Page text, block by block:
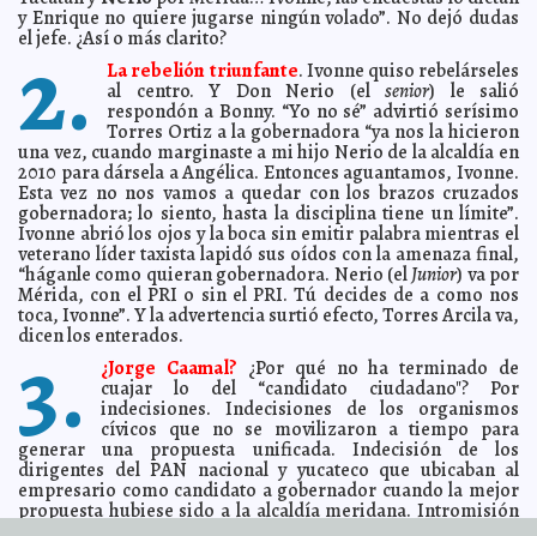
2011-12-05 09:42:51 Hallan las herramientas más antiguas del Homo
sapiens en el sur de Arabia A7
2011-12-05 09:42:25 Manipula gobierno estatal recursos del FIDEM Guillermo
Barrera Fernandez
2011-12-05 09:26:49 Oficiales canallas de la ONU reprimidos por estados
miembros Guillermo Barrera Fernandez
2011-12-05 09:03:37 Se registra el doctor Manuel Díaz Guillermo Barrera Fernandez
2011-12-05 08:24:51 Es deber del gobernante darle a la sociedad el espacio
que se merece, subraya Alfredo RodríguezGuillermo Barrera Fernandez
2011-12-04 14:17:46 Positiva visita de Hillary a Birmania A7
2011-12-04 14:14:12 Sospechan que envenenaron a Neruda A7
2011-12-03 14:07:49 Arrasan islamistas en elecciones egipcias
2011-12-03 14:01:40 Rusia activó su sistema de alerta antimisiles
2011-12-03 13:58:19 Hoy, el ideal de Bolívar sigue vigente: Presidente
Calderón
2011-12-03 13:55:14 Las avispas se reconocen por la caraA7
2011-12-03 13:50:11 JLo viaja a Marruecos con amante 18 años menor
2011-12-03 13:48:03 Turcos, dispuestos a reconocer genocidios cometidos
A7
Con los brazos abiertos
y Enrique no quiere jugarse ningún volado”. No dejó dudas
el jefe. ¿Así o más clarito?
2. La rebelión triunfante. Ivonne quiso rebelárseles
al centro. Y Don Nerio (elsenior) le salió
respondón a Bonny. “Yo no sé” advirtió serísimo
Torres Ortiz a la gobernadora “ya nos la hicieron
una vez, cuando marginaste a mi hijo Nerio de la alcaldía en
2010 para dársela a Angélica. Entonces aguantamos, Ivonne.
Esta vez no nos vamos a quedar con los brazos cruzados
gobernadora; lo siento, hasta la disciplina tiene un límite”.
Ivonne abrió los ojos y la boca sin emitir palabra mientras el
veterano líder taxista lapidó sus oídos con la amenaza final,
“háganle como quieran gobernadora. Nerio (elJunior) va por
Mérida, con el PRI o sin el PRI. Tú decides de a como nos
toca, Ivonne”. Y la advertencia surtió efecto, Torres Arcila va,
dicen los enterados.
3. ¿Jorge Caamal? ¿Por qué no ha terminado de
cuajar lo del “candidato ciudadano"? Por
indecisiones. Indecisiones de los organismos
cívicos que no se movilizaron a tiempo para
generar una propuesta unificada. Indecisión de los
dirigentes del PAN nacional y yucateco que ubicaban al
empresario como candidato a gobernador cuando la mejor
propuesta hubiese sido a la alcaldía meridana. Intromisión